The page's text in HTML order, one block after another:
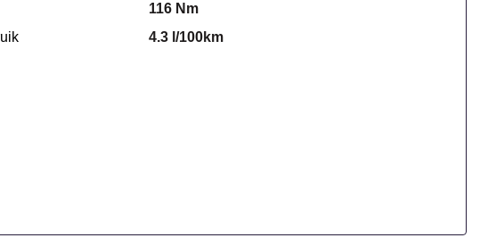
116 Nm
4.3 l/100km